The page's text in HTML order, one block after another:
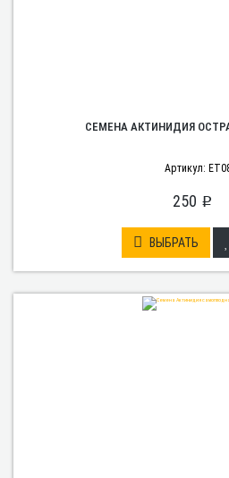
СЕМЕНА АКТИНИДИЯ
Артикул:
250 p
ВЫБРАТЬ